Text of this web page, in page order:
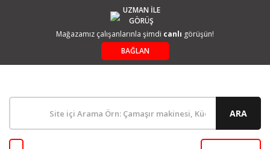
UZMAN İLE
GÖRÜŞ
Mağazamız çalışanlarınla şimdi canlı görüşün!
BAĞLAN
ARA